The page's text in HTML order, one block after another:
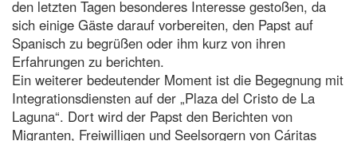
den letzten Tagen besonderes Interesse gestoßen, da
sich einige Gäste darauf vorbereiten, den Papst auf
Spanisch zu begrüßen oder ihm kurz von ihren
Erfahrungen zu berichten.
Ein weiterer bedeutender Moment ist die Begegnung mit
Integrationsdiensten auf der „Plaza del Cristo de La
Laguna“. Dort wird der Papst den Berichten von
Migranten, Freiwilligen und Seelsorgern von Cáritas